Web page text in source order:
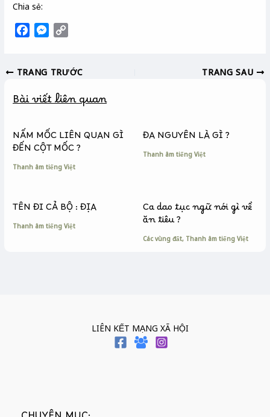
Chia sẻ:
e
o
k
M
s
n
e
r
y
i
k
TRANG TRƯỚC TRANG SAU
Bài viết liên quan
NẤM MỐC LIÊN QUAN GÌ
ĐẾN CỘT MỐC ?
Thanh âm tiếng Việt
ĐA NGUYÊN LÀ GÌ ?
Thanh âm tiếng Việt
TÊN ĐI CẢ BỘ : ĐỊA
Thanh âm tiếng Việt
Ca dao tục ngữ nói gì về
ăn tiêu ?
Các vùng đất, Thanh âm tiếng Việt
LIÊN KẾT MẠNG XÃ HỘI